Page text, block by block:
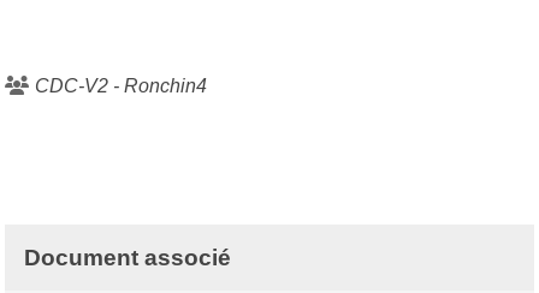
CDC-V2 - Ronchin4
Document associé